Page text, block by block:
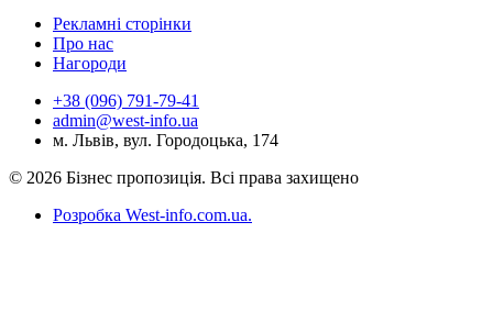
Рекламні сторінки
Про нас
Нагороди
+38 (096) 791-79-41
admin@west-info.ua
м. Львів, вул. Городоцька, 174
© 2026 Бізнес пропозиція. Всі права захищено
Розробка West-info.com.ua.